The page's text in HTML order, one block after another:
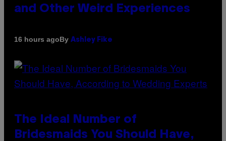
and Other Weird Experiences
16 hours agoBy Ashley Fike
The Ideal Number of
Bridesmaids You Should Have,